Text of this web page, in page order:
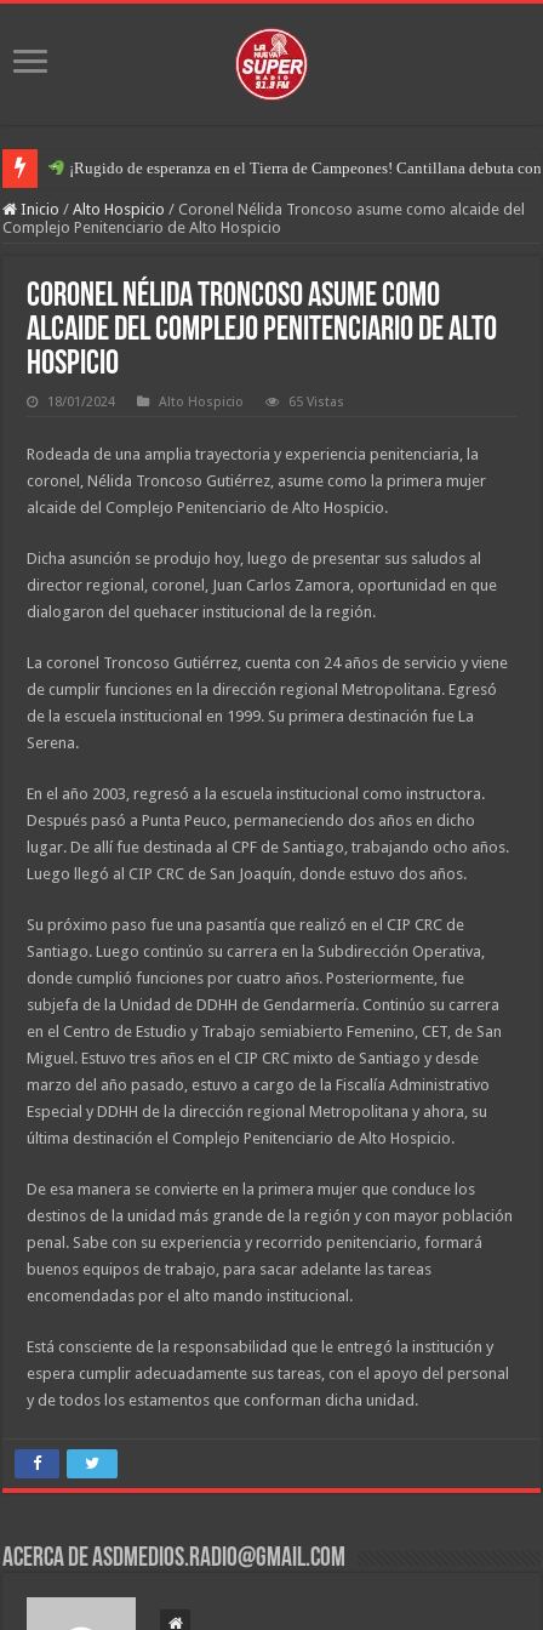
¡Rugido de esperanza en el Tierra de Campeones! Cantillana debuta
Inicio / Alto Hospicio / Coronel Nélida Troncoso asume como alcaide del
Complejo Penitenciario de Alto Hospicio
Coronel Nélida Troncoso asume como
alcaide del Complejo Penitenciario de Alto
Hospicio
18/01/2024 Alto Hospicio 65 Vistas
Rodeada de una amplia trayectoria y experiencia penitenciaria, la
coronel, Nélida Troncoso Gutiérrez, asume como la primera mujer
alcaide del Complejo Penitenciario de Alto Hospicio.
Dicha asunción se produjo hoy, luego de presentar sus saludos al
director regional, coronel, Juan Carlos Zamora, oportunidad en que
dialogaron del quehacer institucional de la región.
La coronel Troncoso Gutiérrez, cuenta con 24 años de servicio y viene
de cumplir funciones en la dirección regional Metropolitana. Egresó
de la escuela institucional en 1999. Su primera destinación fue La
Serena.
En el año 2003, regresó a la escuela institucional como instructora.
Después pasó a Punta Peuco, permaneciendo dos años en dicho
lugar. De allí fue destinada al CPF de Santiago, trabajando ocho años.
Luego llegó al CIP CRC de San Joaquín, donde estuvo dos años.
Su próximo paso fue una pasantía que realizó en el CIP CRC de
Santiago. Luego continúo su carrera en la Subdirección Operativa,
donde cumplió funciones por cuatro años. Posteriormente, fue
subjefa de la Unidad de DDHH de Gendarmería. Continúo su carrera
en el Centro de Estudio y Trabajo semiabierto Femenino, CET, de San
Miguel. Estuvo tres años en el CIP CRC mixto de Santiago y desde
marzo del año pasado, estuvo a cargo de la Fiscalía Administrativo
Especial y DDHH de la dirección regional Metropolitana y ahora, su
última destinación el Complejo Penitenciario de Alto Hospicio.
De esa manera se convierte en la primera mujer que conduce los
destinos de la unidad más grande de la región y con mayor población
penal. Sabe con su experiencia y recorrido penitenciario, formará
buenos equipos de trabajo, para sacar adelante las tareas
encomendadas por el alto mando institucional.
Está consciente de la responsabilidad que le entregó la institución y
espera cumplir adecuadamente sus tareas, con el apoyo del personal
y de todos los estamentos que conforman dicha unidad.
Acerca de asdmedios.radio@gmail.com